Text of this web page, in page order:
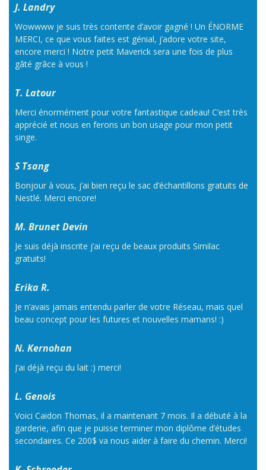
J. Landry
Wowwww je suis très contente d’avoir gagné ! Un ÉNORME
MERCI, ce que vous faites est génial, j’adore votre site,
encore merci ! Notre petit Maverick sera une fois de plus
gâté grâce à vous !
T. Latour
Merci énormément pour votre fantastique cadeau! C’est très
apprécié et nous en ferons un bon usage pour mon petit
singe.
S Tsang
Bonjour à vous, j’ai bien reçu le sac d’échantillons gratuits de
Nestlé. Merci encore!
M. Brunet Devin
Je suis déjà inscrite j’ai reçu de beaux produits Similac
gratuits!
Erika R.
Je n’avais jamais entendu parler de votre Réseau, mais quel
beau concept pour les futures et nouvelles mamans! :)
N. Kernohan
J’ai déjà reçu du lait :) merci!
L. Genois
Voici Caidon Thomas, il a maintenant 7 mois. Il a débuté à la
garderie, afin que je puisse terminer mon diplôme d’études
secondaires. Ce 200$ va nous aider à faire du chemin. Merci!